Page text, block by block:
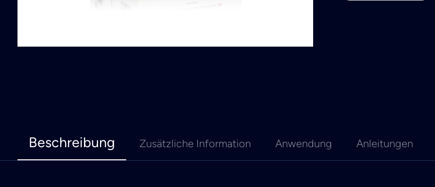
Beschreibung Zusätzliche Information Anwendung Anleitungen